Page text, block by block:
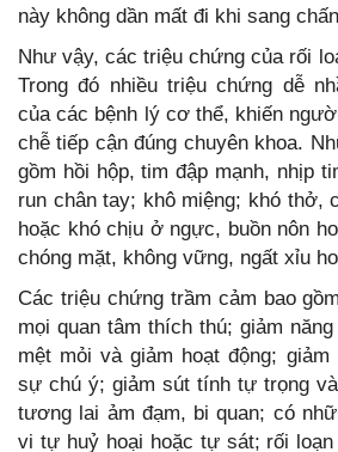
này không dần mất đi khi sang
Như vậy, các triệu chứng của rối
Trong đó nhiều triệu chứng dễ
của các bệnh lý cơ thể, khiến
chễ tiếp cận đúng chuyên khoa.
gồm hồi hộp, tim đập mạnh, nhịp
run chân tay; khô miệng; khó thở,
hoặc khó chịu ở ngực, buồn nôn
chóng mặt, không vững, ngất xỉu
Các triệu chứng trầm cảm bao
mọi quan tâm thích thú; giảm
mệt mỏi và giảm hoạt động;
sự chú ý; giảm sút tính tự trọng
tương lai ảm đạm, bi quan; có
vi tự huỷ hoại hoặc tự sát; rối loạn